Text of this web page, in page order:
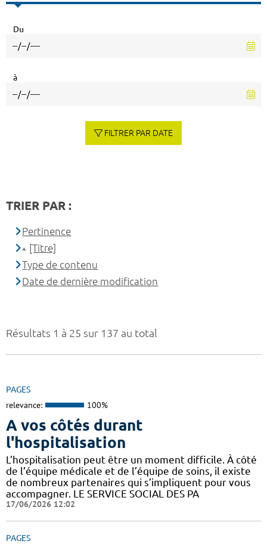
Résultats 1 à 25 sur 137 au total
PAGES
relevance: 100%
A vos côtés durant
l'hospitalisation
L’hospitalisation peut être un moment difficile. À côté
de l’équipe médicale et de l’équipe de soins, il existe
de nombreux partenaires qui s’impliquent pour vous
accompagner. LE SERVICE SOCIAL DES PA
17/06/2026 12:02
PAGES
Du
à
FILTRER PAR DATE
TRIER PAR :
Pertinence
[Titre]
Type de contenu
Date de dernière modification